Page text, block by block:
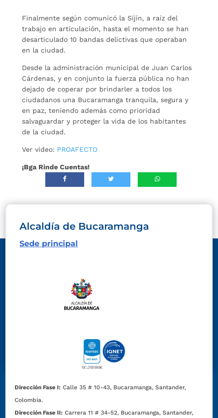
Finalmente según comunicó la Sijín, a raíz del
trabajo en articulación, hasta el momento se han
desarticulado 10 bandas delictivas que operaban
en la ciudad.
Desde la administración municipal de Juan Carlos
Cárdenas, y en conjunto la fuerza pública no han
dejado de coperar por brindarler a todos los
ciudadanos una Bucaramanga tranquila, segura y
en paz, teniendo además como prioridad
salvaguardar y proteger la vida de los habitantes
de la ciudad.
Ver video: PROAFECTO
¡Bga Rinde Cuentas!
Alcaldía de Bucaramanga
Sede principal
Dirección Fase I: Calle 35 # 10-43, Bucaramanga, Santander,
Colombia.
Dirección Fase II: Carrera 11 # 34-52, Bucaramanga, Santander,